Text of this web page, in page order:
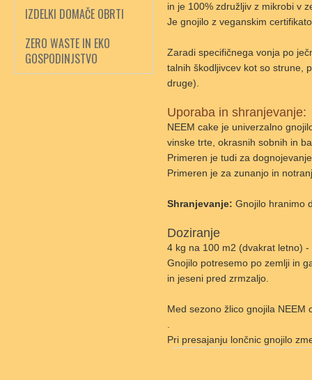
IZDELKI DOMAČE OBRTI
ZERO WASTE IN EKO
GOSPODINJSTVO
in je 100% združljiv z mikrobi v
Je gnojilo z veganskim
Zaradi specifičnega vonja po
talnih škodljivcev kot so strune,
druge).
Uporaba in shranjevanje:
NEEM cake je univerzalno
vinske trte, okrasnih sobnih in
Primeren je tudi za
Primeren je za zunanjo in
Shranjevanje: Gnojilo hranimo
Doziranje
4 kg na 100 m2 (dvakrat letno)
Gnojilo potresemo po zemlji in
in jeseni pred zrmzaljo.
Med sezono žlico gnojila NEEM
Pri presajanju lončnic gnojilo